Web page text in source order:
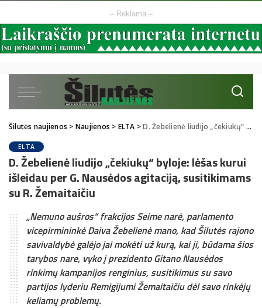
– Reklama –
Šilutės naujienos > Naujienos > ELTA >D. Žebelienė liudijo „čekiukų“ byloje: lėšas kurui išleidau per G. Nausėdos agitaciją, susitikimams su R. Žemaitaičiu
ELTA
D. Žebelienė liudijo „čekiukų“ byloje: lėšas kurui
išleidau per G. Nausėdos agitaciją, susitikimams
su R. Žemaitaičiu
„Nemuno aušros“ frakcijos Seime narė, parlamento
vicepirmininkė Daiva Žebelienė mano, kad Šilutės rajono
savivaldybė galėjo jai mokėti už kurą, kai ji, būdama šios
tarybos nare, vyko į prezidento Gitano Nausėdos
rinkimų kampanijos renginius, susitikimus su savo
partijos lyderiu Remigijumi Žemaitaičiu dėl savo rinkėjų
keliamų problemų.